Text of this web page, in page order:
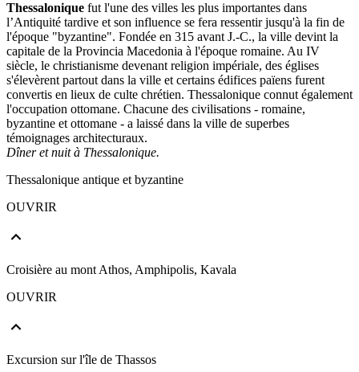
Thessalonique fut l'une des villes les plus importantes dans
l’Antiquité tardive et son influence se fera ressentir jusqu'à la fin de
l'époque "byzantine". Fondée en 315 avant J.-C., la ville devint la
capitale de la Provincia Macedonia à l'époque romaine. Au IV
siècle, le christianisme devenant religion impériale, des églises
s'élevèrent partout dans la ville et certains édifices païens furent
convertis en lieux de culte chrétien. Thessalonique connut également
l'occupation ottomane. Chacune des civilisations - romaine,
byzantine et ottomane - a laissé dans la ville de superbes
témoignages architecturaux.
Dîner et nuit à Thessalonique.
Thessalonique antique et byzantine
OUVRIR
Croisière au mont Athos, Amphipolis, Kavala
OUVRIR
Excursion sur l'île de Thassos